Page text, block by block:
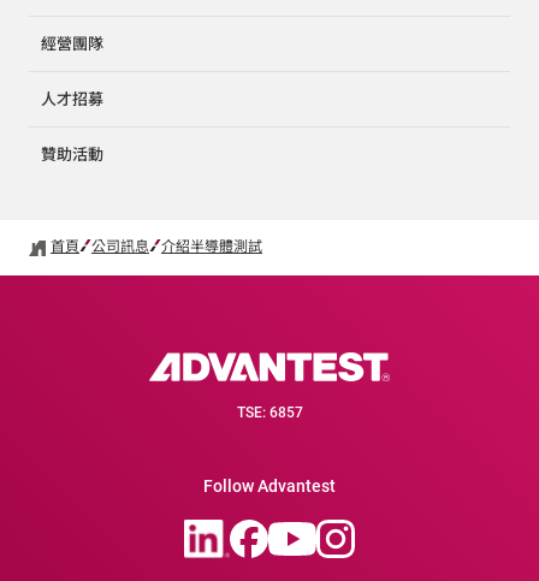
經營團隊
人才招募
贊助活動
首頁 公司訊息 介紹半導體測試
TSE: 6857
Follow Advantest